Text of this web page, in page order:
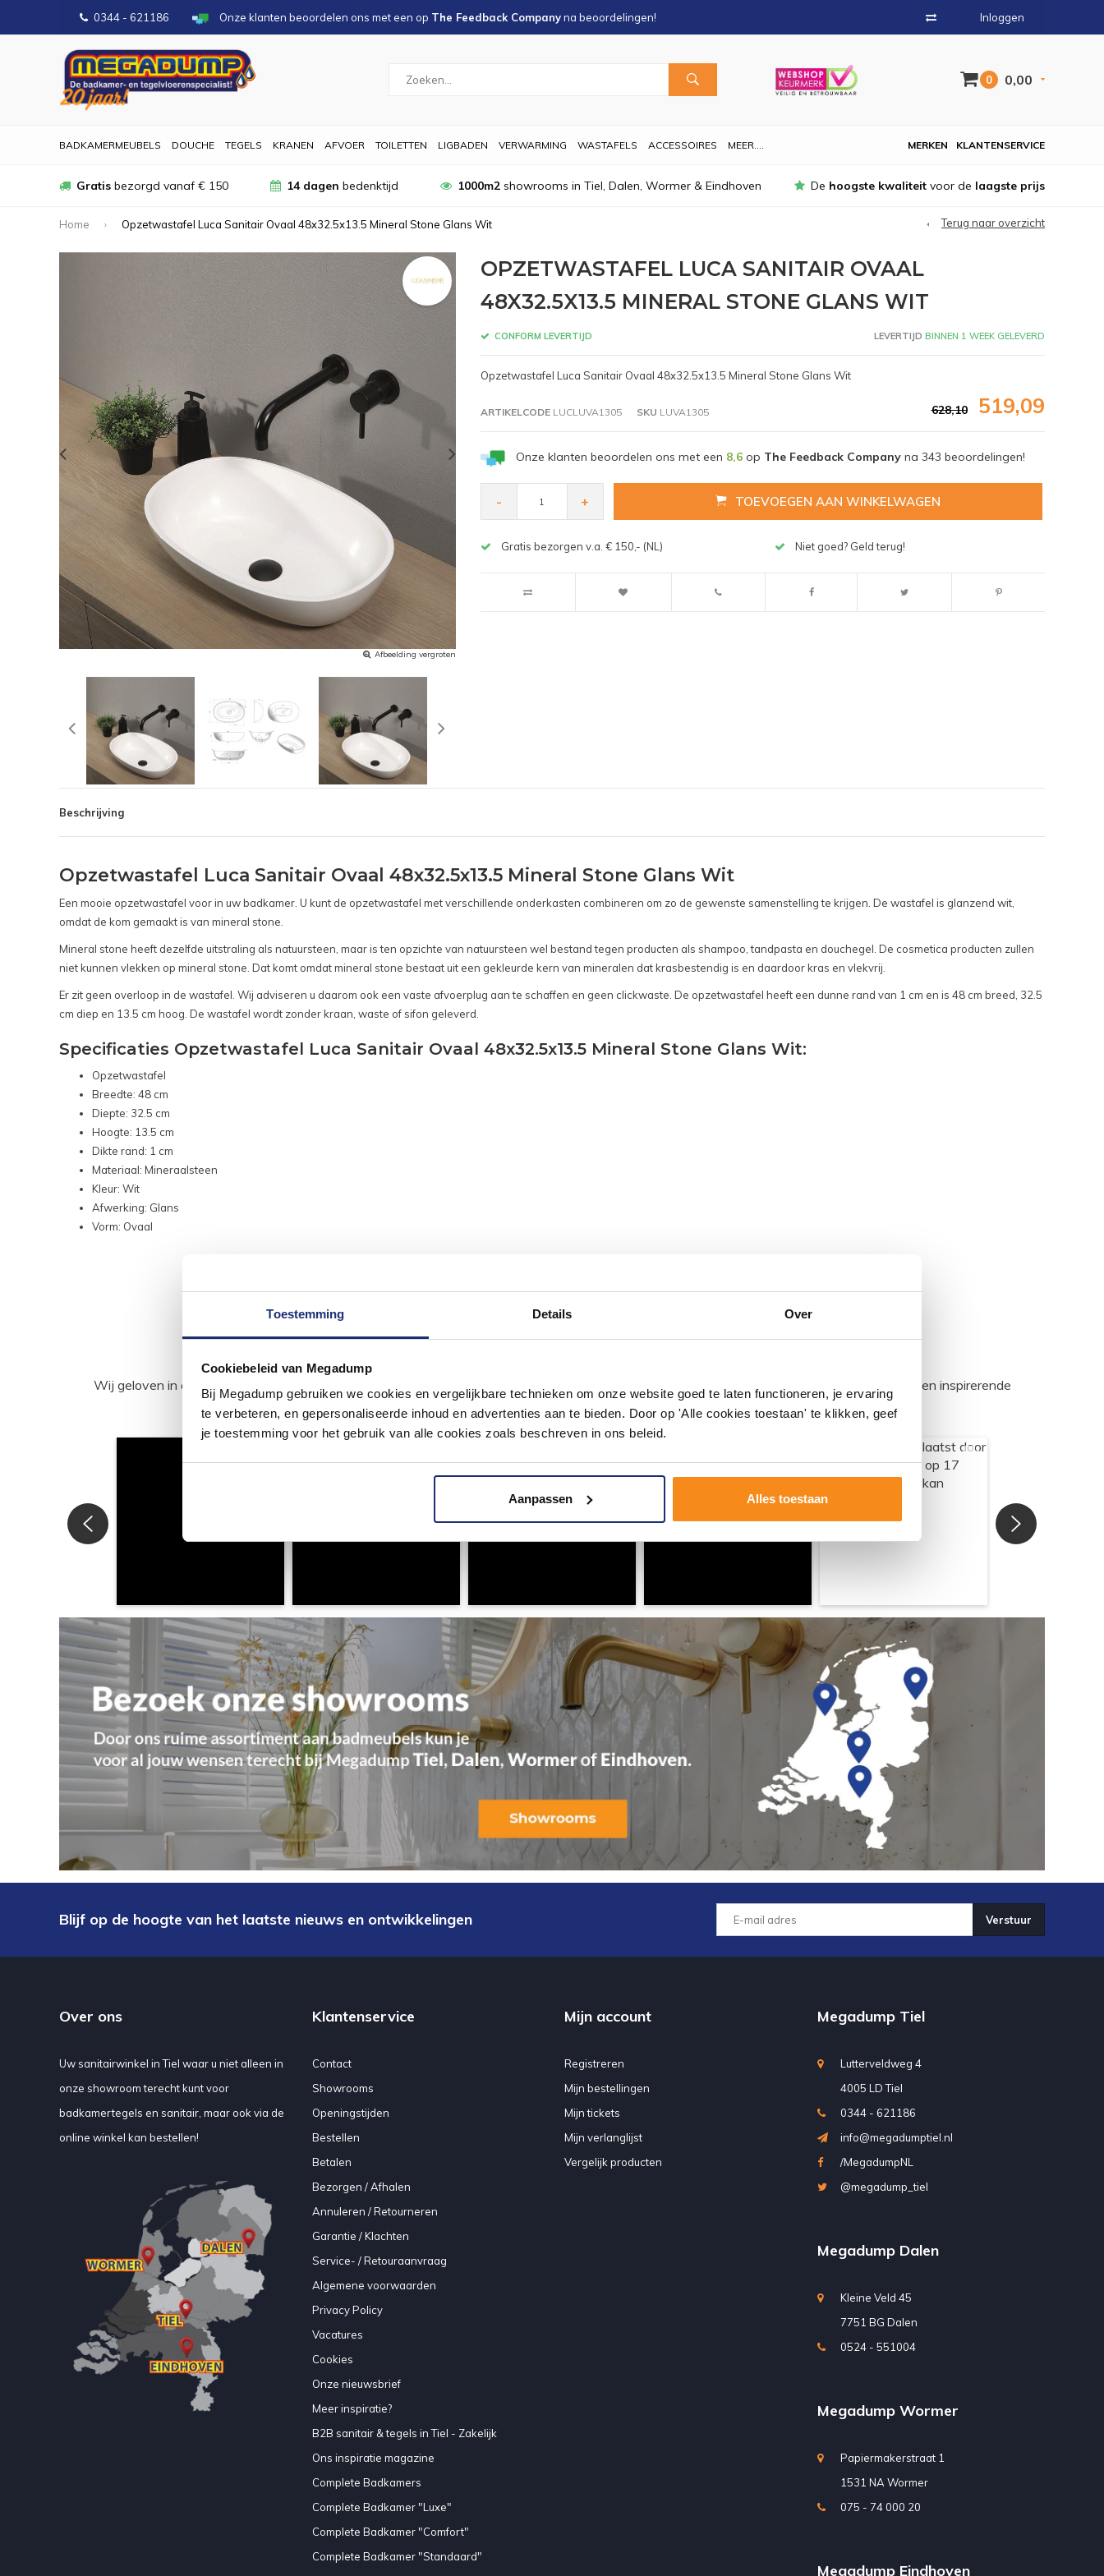
Toestemming Details Over
Cookiebeleid van Megadump
Bij Megadump gebruiken we cookies en vergelijkbare technieken om onze website goed te laten functioneren, je ervaring
te verbeteren, en gepersonaliseerde inhoud en advertenties aan te bieden. Door op 'Alle cookies toestaan' te klikken, geef
je toestemming voor het gebruik van alle cookies zoals beschreven in ons beleid.
Aanpassen Alles toestaan
0344 - 621186 Onze klanten beoordelen ons met een op The Feedback Companyna beoordelingen! Inloggen
0 0,00
BADKAMERMEUBELS DOUCHE TEGELS KRANEN AFVOER TOILETTEN LIGBADEN VERWARMING WASTAFELS ACCESSOIRES MEER.... KLANTENSERVICE
MERKEN
Gratis bezorgd vanaf € 150 14 dagen bedenktijd 1000m2showrooms in Tiel, Dalen, Wormer & Eindhoven De hoogste kwaliteit voor de laagste prijs
Home Opzetwastafel Luca Sanitair Ovaal 48x32.5x13.5 Mineral Stone Glans Wit Terug naar overzicht
Afbeelding vergroten
OPZETWASTAFEL LUCA SANITAIR OVAAL
48X32.5X13.5 MINERAL STONE GLANS WIT
CONFORM LEVERTIJD LEVERTIJD BINNEN 1 WEEK GELEVERD
Opzetwastafel Luca Sanitair Ovaal 48x32.5x13.5 Mineral Stone Glans Wit
ARTIKELCODELUCLUVA1305 SKU LUVA1305 628,10 519,09
Onze klanten beoordelen ons met een 8,6op The Feedback Companyna 343 beoordelingen!
- + TOEVOEGEN AAN WINKELWAGEN
Gratis bezorgen v.a. € 150,- (NL) Niet goed? Geld terug!
Beschrijving
Opzetwastafel Luca Sanitair Ovaal 48x32.5x13.5 Mineral Stone Glans Wit
Een mooie opzetwastafel voor in uw badkamer. U kunt de opzetwastafel met verschillende onderkasten combineren om zo de gewenste samenstelling te krijgen. De wastafel is glanzend wit,
omdat de kom gemaakt is van mineral stone.
Mineral stone heeft dezelfde uitstraling als natuursteen, maar is ten opzichte van natuursteen wel bestand tegen producten als shampoo, tandpasta en douchegel. De cosmetica producten zullen
niet kunnen vlekken op mineral stone. Dat komt omdat mineral stone bestaat uit een gekleurde kern van mineralen dat krasbestendig is en daardoor kras en vlekvrij.
Er zit geen overloop in de wastafel. Wij adviseren u daarom ook een vaste afvoerplug aan te schaffen en geen clickwaste. De opzetwastafel heeft een dunne rand van 1 cm en is 48 cm breed, 32.5
cm diep en 13.5 cm hoog. De wastafel wordt zonder kraan, waste of sifon geleverd.
Specificaties Opzetwastafel Luca Sanitair Ovaal 48x32.5x13.5 Mineral Stone Glans Wit:
Opzetwastafel
Breedte: 48 cm
Diepte: 32.5 cm
Hoogte: 13.5 cm
Dikte rand: 1 cm
Materiaal: Mineraalsteen
Kleur: Wit
Afwerking: Glans
Vorm: Ovaal
Wij geloven in de kracht van delen. Deel jouw badkamer op Instagram met #mijndroombadkamer en tag @megadumpnl. Samen bouwen we een inspirerende
omgeving vol met unieke badkamerstijlen. Doe je mee?
Blijf op de hoogte van het laatste nieuws en ontwikkelingen Verstuur
Over ons
Uw sanitairwinkel in Tiel waar u niet alleen in
onze showroom terecht kunt voor
badkamertegels en sanitair, maar ook via de
online winkel kan bestellen!
Klantenservice
Contact
Showrooms
Openingstijden
Bestellen
Betalen
Bezorgen / Afhalen
Annuleren / Retourneren
Garantie / Klachten
Service- / Retouraanvraag
Algemene voorwaarden
Privacy Policy
Vacatures
Cookies
Onze nieuwsbrief
Meer inspiratie?
B2B sanitair & tegels in Tiel - Zakelijk
Ons inspiratie magazine
Complete Badkamers
Complete Badkamer "Luxe"
Complete Badkamer "Comfort"
Complete Badkamer "Standaard"
Mijn account
Registreren
Mijn bestellingen
Mijn tickets
Mijn verlanglijst
Vergelijk producten
Megadump Tiel
Lutterveldweg 4
4005 LD Tiel
0344 - 621186
info@megadumptiel.nl
/MegadumpNL
@megadump_tiel
Megadump Dalen
Kleine Veld 45
7751 BG Dalen
0524 - 551004
Megadump Wormer
Papiermakerstraat 1
1531 NA Wormer
075 - 74 000 20
Megadump Eindhoven